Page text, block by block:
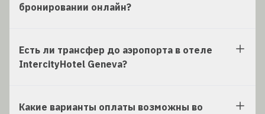
бронировании онлайн?
Есть ли трансфер до аэропорта в отеле
IntercityHotel Geneva?
Какие варианты оплаты возможны во